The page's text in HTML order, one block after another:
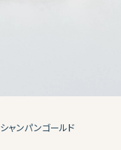
シャンパンゴールド